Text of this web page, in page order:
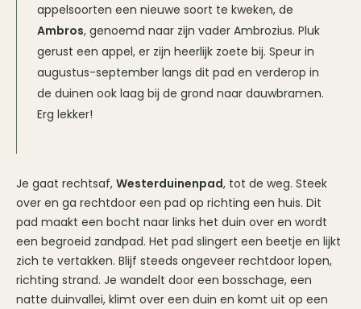
appelsoorten een nieuwe soort te kweken, de
Ambros, genoemd naar zijn vader Ambrozius. Pluk
gerust een appel, er zijn heerlijk zoete bij. Speur in
augustus-september langs dit pad en verderop in
de duinen ook laag bij de grond naar dauwbramen.
Erg lekker!
Je gaat rechtsaf, Westerduinenpad, tot de weg. Steek
over en ga rechtdoor een pad op richting een huis. Dit
pad maakt een bocht naar links het duin over en wordt
een begroeid zandpad. Het pad slingert een beetje en lijkt
zich te vertakken. Blijf steeds ongeveer rechtdoor lopen,
richting strand. Je wandelt door een bosschage, een
natte duinvallei, klimt over een duin en komt uit op een